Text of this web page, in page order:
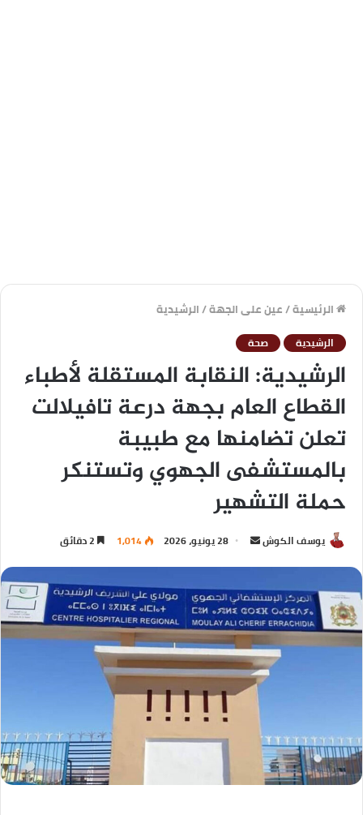
الرئيسية/عين على الجهة/الرشيدية
الرشيدية صحة
الرشيدية: النقابة المستقلة لأطباء
القطاع العام بجهة درعة تافيلالت
تعلن تضامنها مع طبيبة
بالمستشفى الجهوي وتستنكر
حملة التشهير
يوسف الكوش 28 يونيو، 2026 1,014